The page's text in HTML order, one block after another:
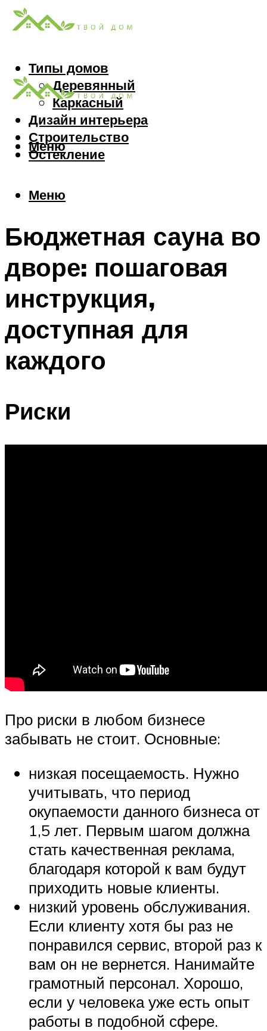
Типы домов
Деревянный
Каркасный
Дизайн интерьера
Строительство
Остекление
Меню
Меню
Бюджетная сауна во
дворе: пошаговая
инструкция,
доступная для
каждого
Риски
Про риски в любом бизнесе
забывать не стоит. Основные:
низкая посещаемость. Нужно
учитывать, что период
окупаемости данного бизнеса от
1,5 лет. Первым шагом должна
стать качественная реклама,
благодаря которой к вам будут
приходить новые клиенты.
низкий уровень обслуживания.
Если клиенту хотя бы раз не
понравился сервис, второй раз к
вам он не вернется. Нанимайте
грамотный персонал. Хорошо,
если у человека уже есть опыт
работы в подобной сфере.